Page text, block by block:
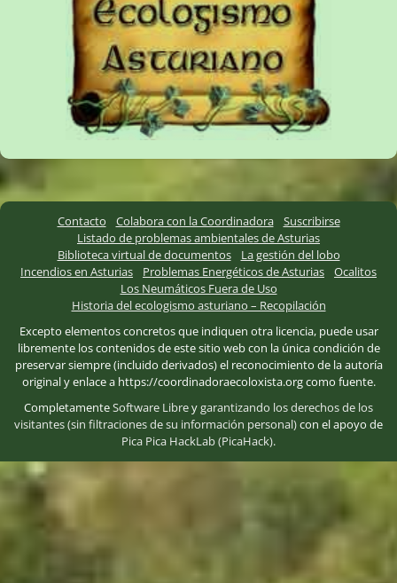
Contacto Colabora con la Coordinadora
Suscribirse
Listado de problemas ambientales de Asturias
Biblioteca virtual de documentos
La gestión del lobo
Incendios en Asturias
Problemas Energéticos de Asturias
Ocalitos
Los Neumáticos Fuera de Uso
Historia del ecologismo asturiano – Recopilación
Excepto elementos concretos que indiquen otra licencia, puede usar
libremente los contenidos de este sitio web con la única condición de
preservar siempre (incluido derivados) el reconocimiento de la autoría
original y enlace a https://coordinadoraecoloxista.org como fuente.
CompletamenteSoftware Libreygarantizando los derechos de los
visitantes (sin filtraciones de su información personal)con el apoyo de
Pica Pica HackLab (PicaHack).